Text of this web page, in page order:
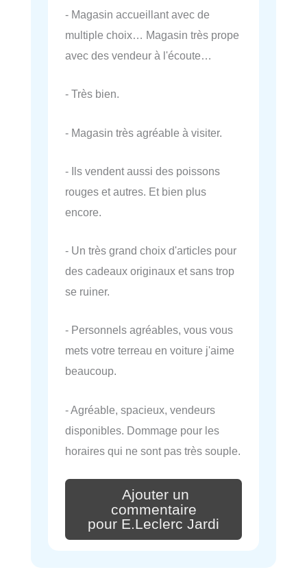
- Magasin accueillant avec de
multiple choix… Magasin très prope
avec des vendeur à l'écoute…
- Très bien.
- Magasin très agréable à visiter.
- Ils vendent aussi des poissons
rouges et autres. Et bien plus
encore.
- Un très grand choix d'articles pour
des cadeaux originaux et sans trop
se ruiner.
- Personnels agréables, vous vous
mets votre terreau en voiture j'aime
beaucoup.
- Agréable, spacieux, vendeurs
disponibles. Dommage pour les
horaires qui ne sont pas très souple.
Ajouter un
commentaire
pour E.Leclerc Jardi